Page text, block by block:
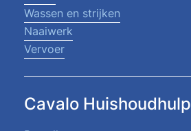
Wassen en strijken
Naaiwerk
Vervoer
Cavalo Huishoudhulp